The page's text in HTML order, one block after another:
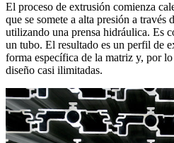
El proceso de extrusión comienza
que se somete a alta presión a través
utilizando una prensa hidráulica. Es
un tubo. El resultado es un perfil de
forma específica de la matriz y, por
diseño casi ilimitadas.